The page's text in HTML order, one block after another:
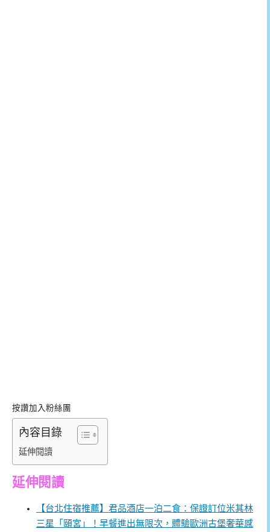
按讚加入粉絲團
內容目錄
延伸閱讀
延伸閱讀
【台北住宿推薦】君品酒店一泊二食：保證訂位米其林
三星「頤宮」！早餐進出無限次，體驗歐洲古堡奢華感